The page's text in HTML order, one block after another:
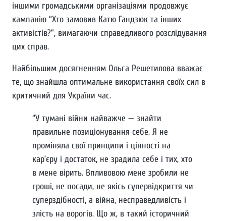
іншими громадськими організаціями продовжує
кампанію “Хто замовив Катю Гандзюк та інших
активістів?”, вимагаючи справедливого розслідування
цих справ.
Найбільшим досягненням Ольга Решетилова вважає
те, що знайшла оптимальне використання своїх сил в
критичний для України час.
“У тумані війни найважче — знайти
правильне позиціонування себе. Я не
проміняла свої принципи і цінності на
кар’єру і достаток, не зрадила себе і тих, хто
в мене вірить. Впливовою мене зробили не
гроші, не посади, не якісь супервідкриття чи
суперздібності, а війна, несправедливість і
злість на ворогів. Що ж, в такий історичний